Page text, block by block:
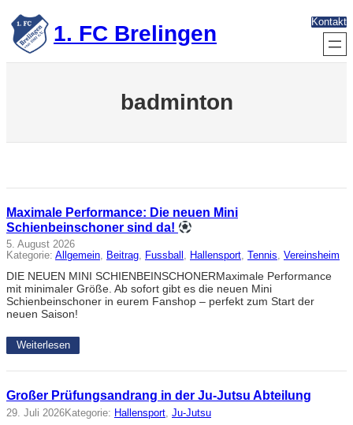
Zum
Inhalt
springen 1. FC Brelingen Kontakt
badminton
Maximale Performance: Die neuen Mini
Schienbeinschoner sind da!
5. August 2026
Kategorie: Allgemein, Beitrag, Fussball , Hallensport, Tennis, Vereinsheim
DIE NEUEN MINI SCHIENBEINSCHONERMaximale Performance
mit minimaler Größe. Ab sofort gibt es die neuen Mini
Schienbeinschoner in eurem Fanshop – perfekt zum Start der
neuen Saison!
Weiterlesen
Großer Prüfungsandrang in der Ju-Jutsu Abteilung
29. Juli 2026Kategorie: Hallensport Ju-Jutsu